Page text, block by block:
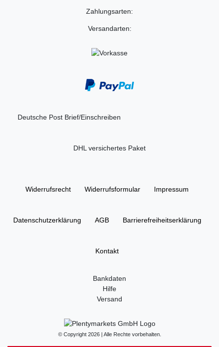
Zahlungsarten:
Versandarten:
Deutsche Post Brief/Einschreiben
DHL versichertes Paket
Widerrufs­recht Widerrufs­formular Impressum
Daten­schutz­erklärung AGB Barrierefreiheitserklärung
Kontakt
Bankdaten
Hilfe
Versand
© Copyright 2026 | Alle Rechte vorbehalten.